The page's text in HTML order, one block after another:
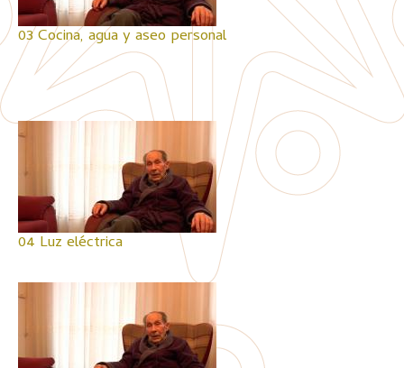
03 Cocina, agua y aseo personal
04 Luz eléctrica